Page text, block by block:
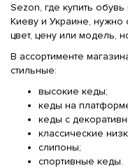
Sezon, где купить
Киеву и Украине, нужно
цвет, цену или модель,
В ассортименте
стильные:
высокие кеды;
кеды на
кеды с
классические
слипоны;
спортивные кеды.